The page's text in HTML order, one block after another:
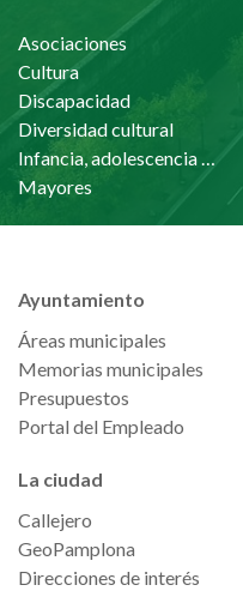
Asociaciones
Cultura
Discapacidad
Diversidad cultural
Infancia, adolescencia y familia
Mayores
Ayuntamiento
Áreas municipales
Memorias municipales
Presupuestos
Portal del Empleado
La ciudad
Callejero
GeoPamplona
Direcciones de interés